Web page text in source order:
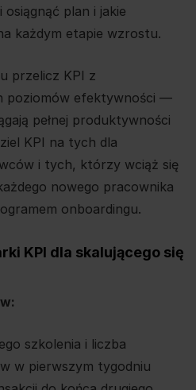
osiągnąć plan i jakie
każdym etapie wzrostu.
przelicz KPI z
poziomów efektywności —
pełnej produktywności
KPI na tych dla
i tych, którzy wciąż się
nowego pracownika
onboardingu.
KPI dla skalującego się
szkolenia i liczba
w pierwszym tygodniu